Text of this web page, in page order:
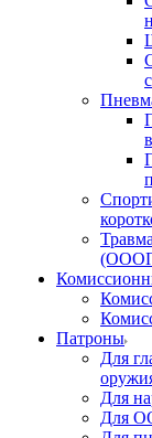
Патроны
Для
Для
Для